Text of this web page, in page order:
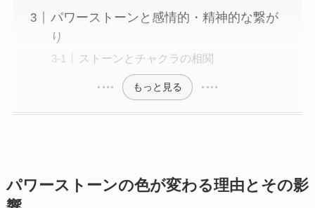
パワーストーンと感情的・精神的な繋が
り
ストーンとチャクラの相関
もっと見る
パワーストーンの色が変わる理由とその影